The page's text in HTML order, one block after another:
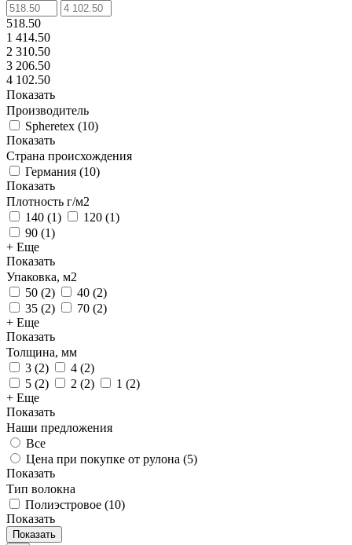
518.50
1 414.50
2 310.50
3 206.50
4 102.50
Показать
Производитель
Spheretex (10)
Показать
Страна происхождения
Германия (10)
Показать
Плотность г/м2
140 (1) 120 (1)
90 (1)
+ Еще
Показать
Упаковка, м2
50 (2) 40 (2)
35 (2) 70 (2)
+ Еще
Показать
Толщина, мм
3 (2) 4 (2)
5 (2) 2 (2) 1 (2)
+ Еще
Показать
Наши предложения
Все
Цена при покупке от рулона (5)
Показать
Тип волокна
Полиэстровое (10)
Показать
Показать